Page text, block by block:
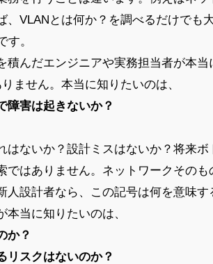
、VLANとは何か？を調べるだけでも
す。
積んだエンジニアや実務担当者が本当
ません。本当に知りたいのは、
障害は起きないか？
はないか？設計ミスはないか？将来
ではありません。ネットワークそのも
人設計者なら、この記号は何を意味
当に知りたいのは、
か？
リスクはないのか？